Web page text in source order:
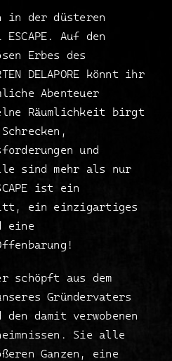
in der düsteren
ESCAPE. Auf den
Erbes des
DELAPORE könnt ihr
Abenteuer
Räumlichkeit birgt
und
sind mehr als nur
ist ein
ein einzigartiges
eine
schöpft aus dem
Gründervaters
den damit verwobenen
Sie alle
Ganzen, eine